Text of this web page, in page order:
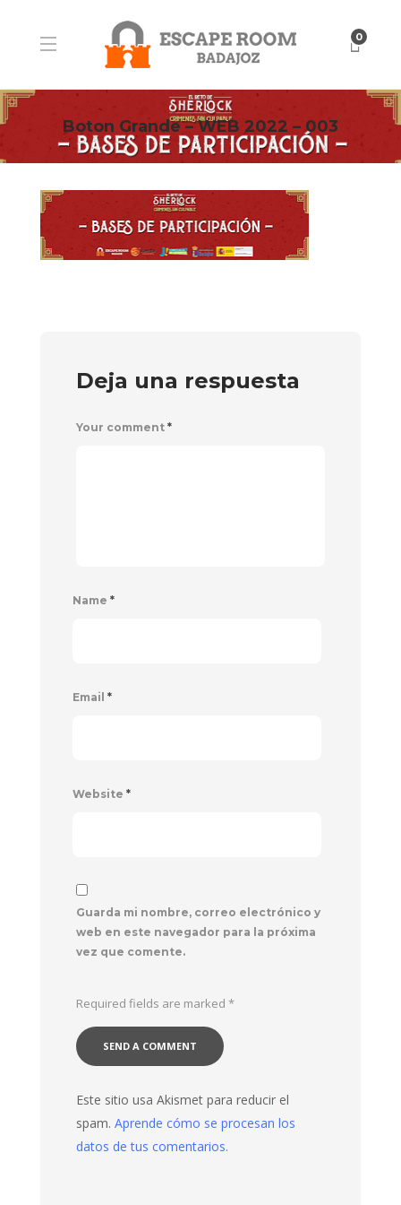
0
Boton Grande – WEB 2022 – 003
Deja una respuesta
Your comment *
Name *
Email *
Website *
Guarda mi nombre, correo electrónico y
web en este navegador para la próxima
vez que comente.
Required fields are marked *
Este sitio usa Akismet para reducir el
spam. Aprende cómo se procesan los
datos de tus comentarios.